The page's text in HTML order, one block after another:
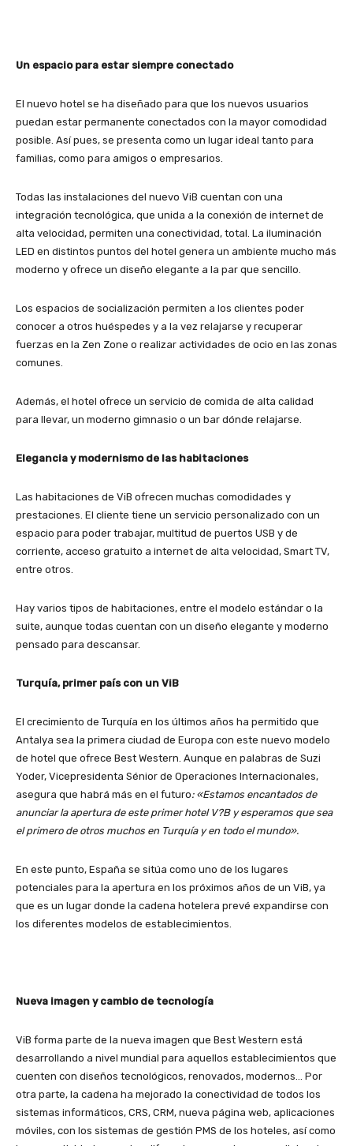
Un espacio para estar siempre conectado
El nuevo hotel se ha diseñado para que los nuevos usuarios
puedan estar permanente conectados con la mayor comodidad
posible. Así pues, se presenta como un lugar ideal tanto para
familias, como para amigos o empresarios.
Todas las instalaciones del nuevo ViB cuentan con una
integración tecnológica, que unida a la conexión de internet de
alta velocidad, permiten una conectividad, total. La iluminación
LED en distintos puntos del hotel genera un ambiente mucho más
moderno y ofrece un diseño elegante a la par que sencillo.
Los espacios de socialización permiten a los clientes poder
conocer a otros huéspedes y a la vez relajarse y recuperar
fuerzas en la Zen Zone o realizar actividades de ocio en las zonas
comunes.
Además, el hotel ofrece un servicio de comida de alta calidad
para llevar, un moderno gimnasio o un bar dónde relajarse.
Elegancia y modernismo de las habitaciones
Las habitaciones de ViB ofrecen muchas comodidades y
prestaciones. El cliente tiene un servicio personalizado con un
espacio para poder trabajar, multitud de puertos USB y de
corriente, acceso gratuito a internet de alta velocidad, Smart TV,
entre otros.
Hay varios tipos de habitaciones, entre el modelo estándar o la
suite, aunque todas cuentan con un diseño elegante y moderno
pensado para descansar.
Turquía, primer país con un ViB
El crecimiento de Turquía en los últimos años ha permitido que
Antalya sea la primera ciudad de Europa con este nuevo modelo
de hotel que ofrece Best Western. Aunque en palabras de Suzi
Yoder, Vicepresidenta Sénior de Operaciones Internacionales,
asegura que habrá más en el futuro: «Estamos encantados de
anunciar la apertura de este primer hotel V?B y esperamos que sea
el primero de otros muchos en Turquía y en todo el mundo».
En este punto, España se sitúa como uno de los lugares
potenciales para la apertura en los próximos años de un ViB, ya
que es un lugar donde la cadena hotelera prevé expandirse con
los diferentes modelos de establecimientos.
Nueva imagen y cambio de tecnología
ViB forma parte de la nueva imagen que Best Western está
desarrollando a nivel mundial para aquellos establecimientos que
cuenten con diseños tecnológicos, renovados, modernos… Por
otra parte, la cadena ha mejorado la conectividad de todos los
sistemas informáticos, CRS, CRM, nueva página web, aplicaciones
móviles, con los sistemas de gestión PMS de los hoteles, así como